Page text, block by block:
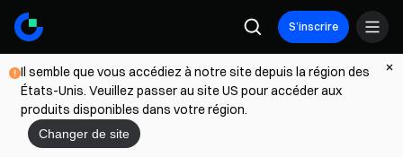
S’inscrire
Il semble que vous accédiez à notre site depuis la région des
États-Unis. Veuillez passer au site US pour accéder aux
produits disponibles dans votre région.
Changer de site